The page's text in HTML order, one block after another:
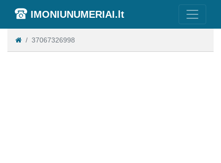
IMONIUNUMERIAI.lt
37067326998